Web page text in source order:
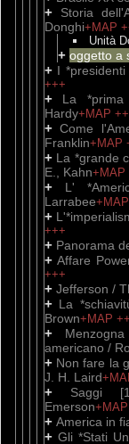
+
Storia
Donghi+MAP
Unità
+ oggetto a
+ I
+++
+ La *prima
Hardy+MAP
+Come
Franklin+MAP
+ La *grande
E., Kahn+MAP
+
L'
Larrabee+MAP
+
+++
+ Panorama
+Affare
+++
+ Jefferson /
+ La
Brown+MAP
+
americano /
+ Non fare la
J. H. Laird
+ Saggi
Emerson+MAP
+ America in
+ Gli *Stati